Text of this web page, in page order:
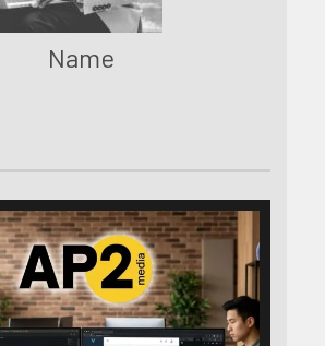
Name